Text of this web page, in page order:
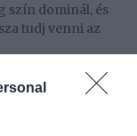
szín dominál, és
tudj venni az
darabjai azoknak
a divatos,